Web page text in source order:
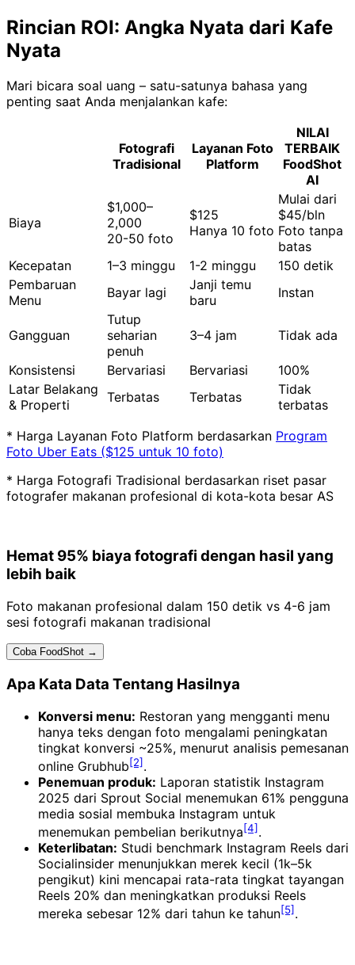
Rincian ROI: Angka Nyata dari Kafe
Nyata
Mari bicara soal uang – satu-satunya bahasa yang
penting saat Anda menjalankan kafe:
Fotografi
Tradisional
Layanan Foto
Platform
NILAI
TERBAIK
FoodShot
AI
Biaya
$1,000–
2,000
20-50 foto
$125
Hanya 10 foto
Mulai dari
$45/bln
Foto tanpa
batas
Kecepatan
1–3 minggu 1-2 minggu
150 detik
Pembaruan
Menu
Bayar lagi
Janji temu
baru
Instan
Gangguan
Tutup
seharian
penuh
3–4 jam Tidak ada
Konsistensi Bervariasi Bervariasi
100%
Latar Belakang
& Properti
Terbatas Terbatas
Tidak
terbatas
* Harga Layanan Foto Platform berdasarkan Program
Foto Uber Eats ($125 untuk 10 foto)
* Harga Fotografi Tradisional berdasarkan riset pasar
fotografer makanan profesional di kota-kota besar AS
Hemat 95% biaya fotografi dengan hasil yang
lebih baik
Foto makanan profesional dalam 150 detik vs 4-6 jam
sesi fotografi makanan tradisional
Coba FoodShot →
Apa Kata Data Tentang Hasilnya
Konversi menu: Restoran yang mengganti menu
hanya teks dengan foto mengalami peningkatan
tingkat konversi ~25%, menurut analisis pemesanan
online Grubhub[2].
Penemuan produk: Laporan statistik Instagram
2025 dari Sprout Social menemukan 61% pengguna
media sosial membuka Instagram untuk
menemukan pembelian berikutnya[4] .
Keterlibatan: Studi benchmark Instagram Reels dari
Socialinsider menunjukkan merek kecil (1k–5k
pengikut) kini mencapai rata-rata tingkat tayangan
Reels 20% dan meningkatkan produksi Reels
mereka sebesar 12% dari tahun ke tahun[5] .